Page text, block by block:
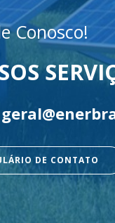
Conosco!
DE CONTATO